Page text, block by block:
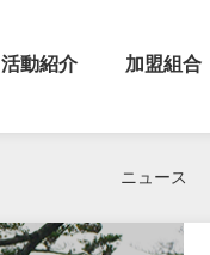
活動紹介 加盟組合
ニュース